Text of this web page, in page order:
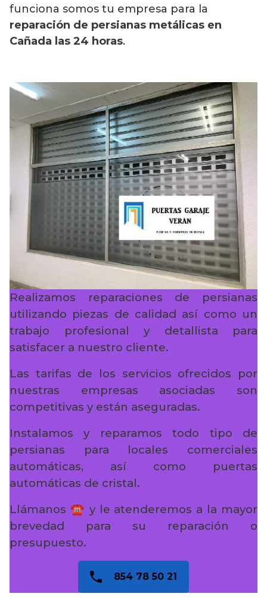
funciona somos tu empresa para la
reparación de persianas metálicas en
Cañada las 24 horas.
Realizamos reparaciones de persianas
utilizando piezas de calidad así como un
trabajo profesional y detallista para
satisfacer a nuestro cliente.
Las tarifas de los servicios ofrecidos por
nuestras empresas asociadas son
competitivas y están aseguradas.
Instalamos y reparamos todo tipo de
persianas para locales comerciales
automáticas, así como puertas
automáticas de cristal.
Llámanos ☎️ y le atenderemos a la mayor
brevedad para su reparación o
presupuesto.
854 78 50 21